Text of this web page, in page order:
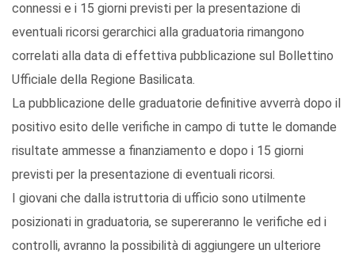
connessi e i 15 giorni previsti per la presentazione di
eventuali ricorsi gerarchici alla graduatoria rimangono
correlati alla data di effettiva pubblicazione sul Bollettino
Ufficiale della Regione Basilicata.
La pubblicazione delle graduatorie definitive avverrà dopo il
positivo esito delle verifiche in campo di tutte le domande
risultate ammesse a finanziamento e dopo i 15 giorni
previsti per la presentazione di eventuali ricorsi.
I giovani che dalla istruttoria di ufficio sono utilmente
posizionati in graduatoria, se supereranno le verifiche ed i
controlli, avranno la possibilità di aggiungere un ulteriore